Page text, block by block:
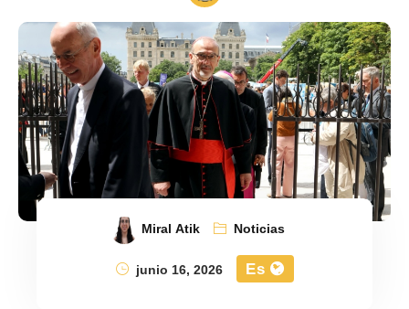
Miral Atik
Noticias
junio 16, 2026
Es